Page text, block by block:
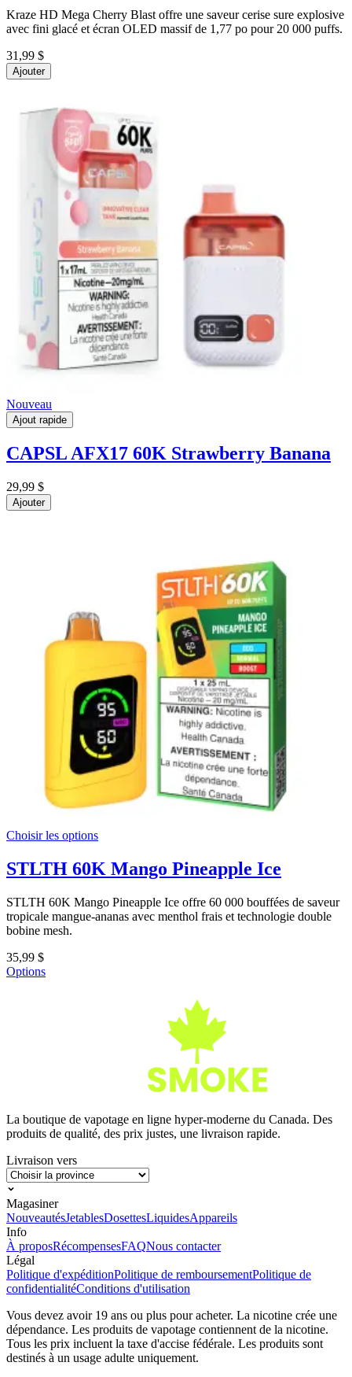
Kraze HD Mega Cherry Blast offre une saveur cerise sure explosive
avec fini glacé et écran OLED massif de 1,77 po pour 20 000 puffs.
31,99 $
Ajouter
Nouveau
Ajout rapide
CAPSL AFX17 60K Strawberry Banana
29,99 $
Ajouter
Choisir les options
STLTH 60K Mango Pineapple Ice
STLTH 60K Mango Pineapple Ice offre 60 000 bouffées de saveur
tropicale mangue-ananas avec menthol frais et technologie double
bobine mesh.
35,99 $
Options
La boutique de vapotage en ligne hyper-moderne du Canada. Des
produits de qualité, des prix justes, une livraison rapide.
Livraison vers
Magasiner
NouveautésJetablesDosettesLiquidesAppareils
Info
À proposRécompensesFAQNous contacter
Légal
Politique d'expéditionPolitique de remboursementPolitique de
confidentialitéConditions d'utilisation
Vous devez avoir 19 ans ou plus pour acheter. La nicotine crée une
dépendance. Les produits de vapotage contiennent de la nicotine.
Tous les prix incluent la taxe d'accise fédérale. Les produits sont
destinés à un usage adulte uniquement.